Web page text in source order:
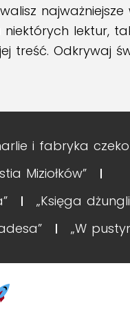
najważniejsze
lektur,
treść. Odkrywaj
i fabryka
Miziołków”
„Księga
„W